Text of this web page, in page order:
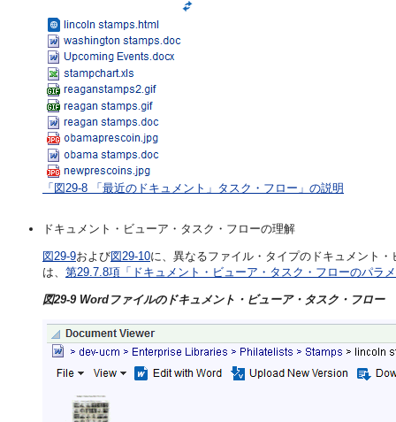
「図29-8 「最近のドキュメント」タスク・フロー」の説明
ドキュメント・ビューア・タスク・フローの理解
図29-9および図29-10に、異なるファイル・タイプのドキュメント
は、 第29.7.8項「ドキュメント・ビューア・タスク・フローのパラ
図29-9 Wordファイルのドキュメント・ビューア・タスク・フロー